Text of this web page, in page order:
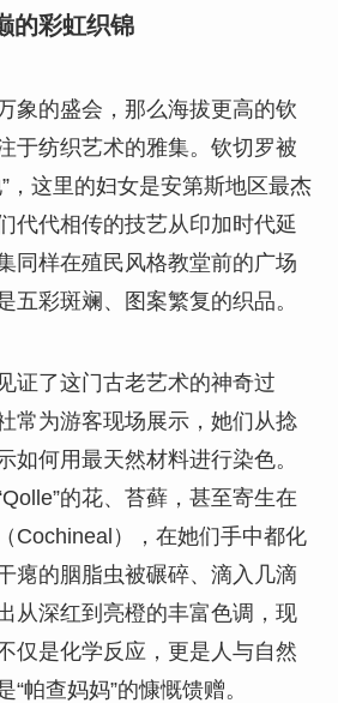
的彩虹织锦
象的盛会，那么海拔更高的钦
于纺织艺术的雅集。钦切罗被
，这里的妇女是安第斯地区最杰
代代相传的技艺从印加时代延
同样在殖民风格教堂前的广场
五彩斑斓、图案繁复的织品。
证了这门古老艺术的神奇过
常为游客现场展示，她们从捻
如何用最天然材料进行染色。
的花、苔藓，甚至寄生在
Cochineal），在她们手中都化
瘪的胭脂虫被碾碎、滴入几滴
从深红到亮橙的丰富色调，现
仅是化学反应，更是人与自然
帕查妈妈”的慷慨馈赠。